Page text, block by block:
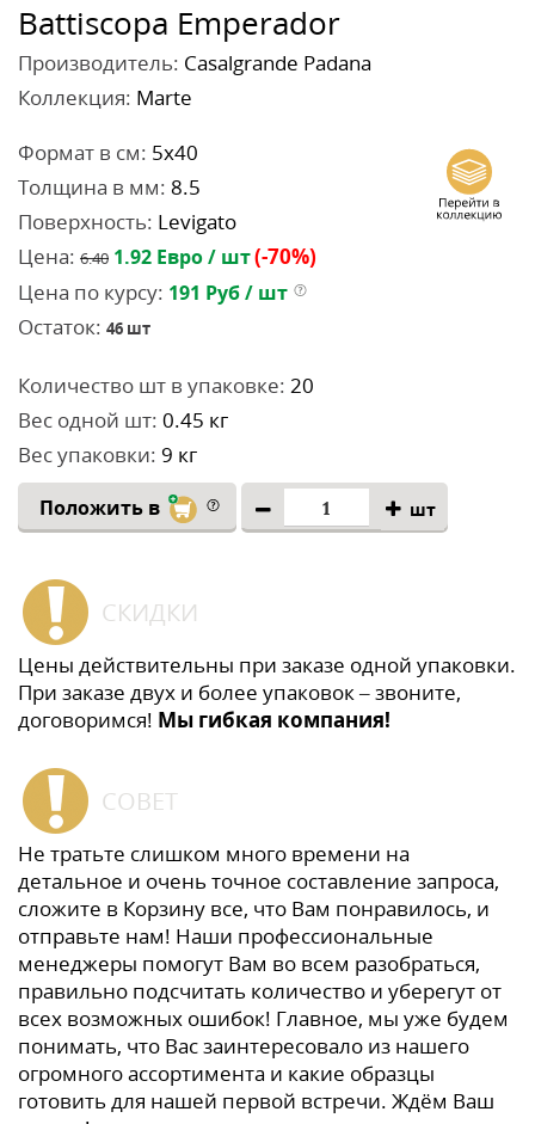
Battiscopa Emperador
Производитель: Casalgrande Padana
Коллекция: Marte
Формат в см: 5x40
Толщина в мм: 8.5
Поверхность: Levigato
Цена: 6.40 1.92 Евро / шт(-70%)
Цена по курсу: 191 Руб / шт
Остаток: 46 шт
Количество шт в упаковке: 20
Вес одной шт: 0.45 кг
Вес упаковки: 9 кг
Положить в шт
СКИДКИ
Цены действительны при заказе одной упаковки.
При заказе двух и более упаковок – звоните,
договоримся! Мы гибкая компания!
СОВЕТ
Не тратьте слишком много времени на
детальное и очень точное составление запроса,
сложите в Корзину все, что Вам понравилось, и
отправьте нам! Наши профессиональные
менеджеры помогут Вам во всем разобраться,
правильно подсчитать количество и уберегут от
всех возможных ошибок! Главное, мы уже будем
понимать, что Вас заинтересовало из нашего
огромного ассортимента и какие образцы
готовить для нашей первой встречи. Ждём Ваш